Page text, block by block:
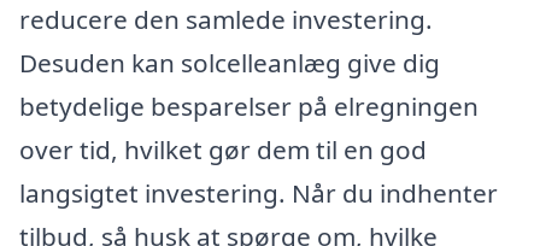
reducere den samlede investering.
Desuden kan solcelleanlæg give dig
betydelige besparelser på elregningen
over tid, hvilket gør dem til en god
langsigtet investering. Når du indhenter
tilbud, så husk at spørge om, hvilke